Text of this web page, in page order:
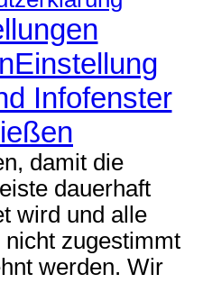
Einstellung
Infofenster
damit die
dauerhaft
wird und alle
zugestimmt
werden. Wir